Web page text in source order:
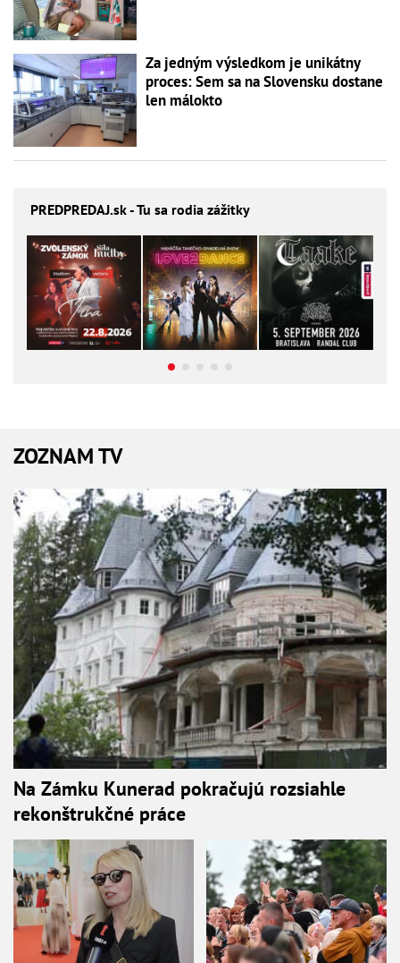
Za jedným výsledkom je unikátny
proces: Sem sa na Slovensku dostane
len málokto
PREDPREDAJ.sk - Tu sa rodia zážitky
ZOZNAM TV
Na Zámku Kunerad pokračujú rozsiahle
rekonštrukčné práce